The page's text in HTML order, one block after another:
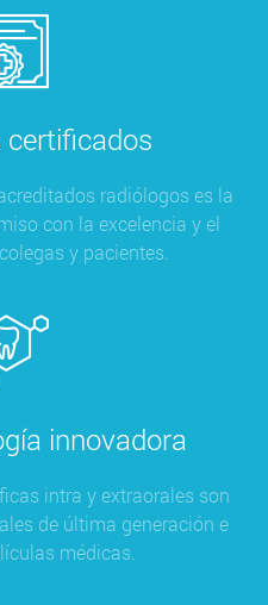
certificados
radiólogos es la
con la excelencia y el
y pacientes.
innovadora
intra y extraorales son
de última generación e
médicas.